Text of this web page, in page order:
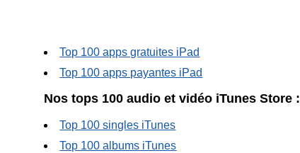
Top 100 apps gratuites iPad
Top 100 apps payantes iPad
Nos tops 100 audio et vidéo iTunes Store :
Top 100 singles iTunes
Top 100 albums iTunes